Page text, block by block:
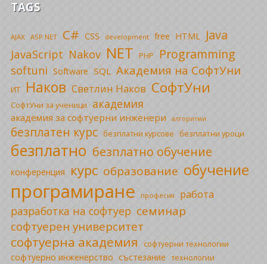
TAGS
AJAX ASP.NET C# CSS development free HTML Java
JavaScript Nakov NET PHP Programming
softuni Software SQL Академия на СофтУни
ИТ Наков Светлин Наков СофтУни
СофтУни за ученици академия
академия за софтуерни инженери алгоритми
безплатен курс безплатни курсове безплатни уроци
безплатно безплатно обучение
конференция курс образование обучение
програмиране професия работа
разработка на софтуер семинар
софтуерен университет
софтуерна академия софтуерни технологии
софтуерно инженерство състезание технологии